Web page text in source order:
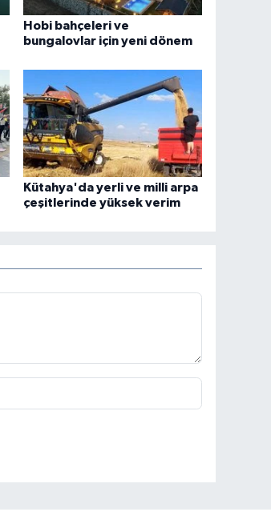
Hobi bahçeleri ve
bungalovlar için yeni dönem
Kütahya'da yerli ve milli arpa
çeşitlerinde yüksek verim